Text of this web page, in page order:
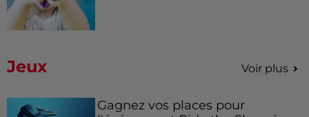
Jeux Voir plus
Gagnez vos places pour